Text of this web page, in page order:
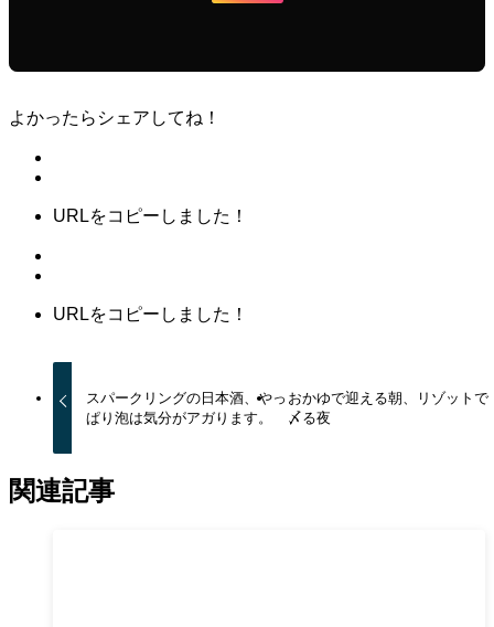
よかったらシェアしてね！
URLをコピーしました！
URLをコピーしました！
スパークリングの日本酒、やっ
ぱり泡は気分がアガります。
おかゆで迎える朝、リゾットで
〆る夜
関連記事